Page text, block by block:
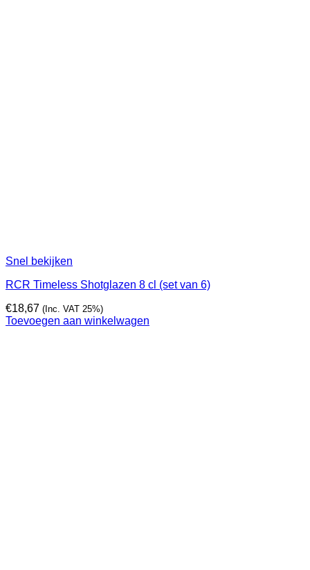
Snel bekijken
RCR Timeless Shotglazen 8 cl (set van 6)
€18,67 (Inc. VAT 25%)
Toevoegen aan winkelwagen